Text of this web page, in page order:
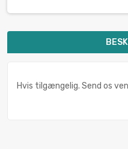
Hvis tilgængelig. Send os